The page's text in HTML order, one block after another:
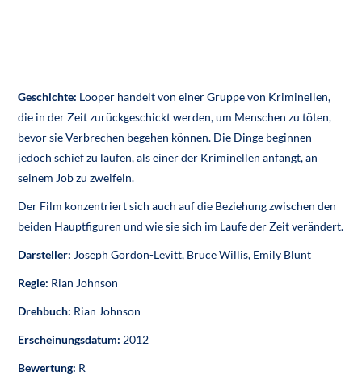
Geschichte: Looper handelt von einer Gruppe von Kriminellen,
die in der Zeit zurückgeschickt werden, um Menschen zu töten,
bevor sie Verbrechen begehen können. Die Dinge beginnen
jedoch schief zu laufen, als einer der Kriminellen anfängt, an
seinem Job zu zweifeln.
Der Film konzentriert sich auch auf die Beziehung zwischen den
beiden Hauptfiguren und wie sie sich im Laufe der Zeit verändert.
Darsteller: Joseph Gordon-Levitt, Bruce Willis, Emily Blunt
Regie: Rian Johnson
Drehbuch: Rian Johnson
Erscheinungsdatum: 2012
Bewertung: R